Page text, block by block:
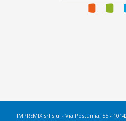
IMPREMIX srl s.u. - Via Postumia, 55 -